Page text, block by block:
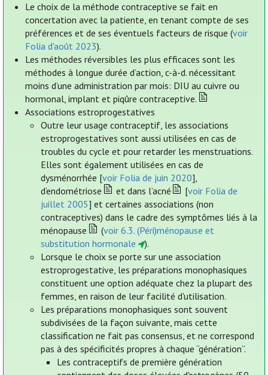
Le choix de la méthode contraceptive se fait en
concertation avec la patiente, en tenant compte de ses
préférences et de ses éventuels facteurs de risque (voir
Folia d'août 2023).
Les méthodes réversibles les plus efficaces sont les
méthodes à longue durée d’action, c-à-d. nécessitant
moins d’une administration par mois: DIU au cuivre ou
hormonal, implant et piqûre contraceptive.
Associations estroprogestatives
Outre leur usage contraceptif, les associations
estroprogestatives sont aussi utilisées en cas de
troubles du cycle et pour retarder les menstruations.
Elles sont également utilisées en cas de
dysménorrhée [voir Folia de juin 2020],
d’endométriose
et dans l’acné [voir Folia de
juillet 2005] et certaines associations (non
contraceptives) dans le cadre des symptômes liés à la
ménopause
(voir 6.3. (Péri)ménopause et
substitution hormonale
).
Lorsque le choix se porte sur une association
estroprogestative, les préparations monophasiques
constituent une option adéquate chez la plupart des
femmes, en raison de leur facilité d'utilisation.
Les préparations monophasiques sont souvent
subdivisées de la façon suivante, mais cette
classification ne fait pas consensus, et ne correspond
pas à des spécificités propres à chaque “génération”.
Les contraceptifs de première génération